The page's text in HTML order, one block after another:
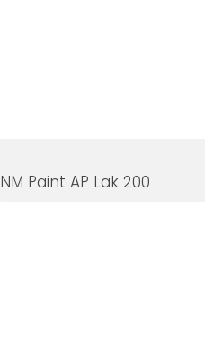
NM Paint AP Lak 200